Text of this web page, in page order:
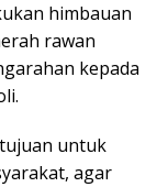
himbauan
rawan
kepada
untuk
agar